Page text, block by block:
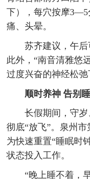
下），每穴按摩3—5
痛、头晕。
苏齐建议，午后
此外，“南音清雅悠
过度兴奋的神经松弛
顺时养神 告别
长假期间，守
彻底“放飞”。泉州
为快速重置“睡眠时
状态投入工作。
“晚上睡不着，